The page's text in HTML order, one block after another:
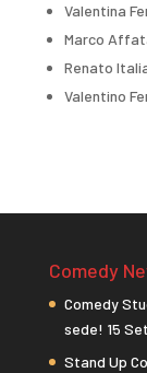
Valentina
Marco
Renato
Valentino
Comedy
Comedy
sede! 15
Stand Up